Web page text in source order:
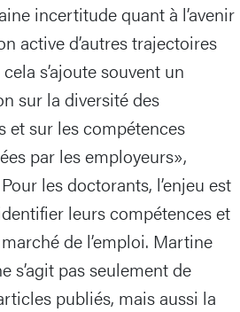
incertitude quant à l’avenir
active d’autres trajectoires
s’ajoute souvent un
sur la diversité des
et sur les compétences
par les employeurs»,
les doctorants, l’enjeu est
leurs compétences et
de l’emploi. Martine
s’agit pas seulement de
publiés, mais aussi la